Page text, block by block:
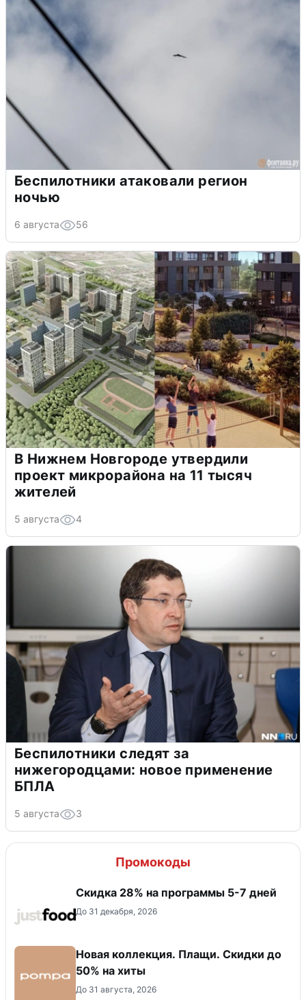
Беспилотники атаковали регион
ночью
6 августа 56
В Нижнем Новгороде утвердили
проект микрорайона на 11 тысяч
жителей
5 августа 4
Беспилотники следят за
нижегородцами: новое применение
БПЛА
5 августа 3
Промокоды
Скидка 28% на программы 5-7 дней
До 31 декабря, 2026
Новая коллекция. Плащи. Скидки до
50% на хиты
До 31 августа, 2026